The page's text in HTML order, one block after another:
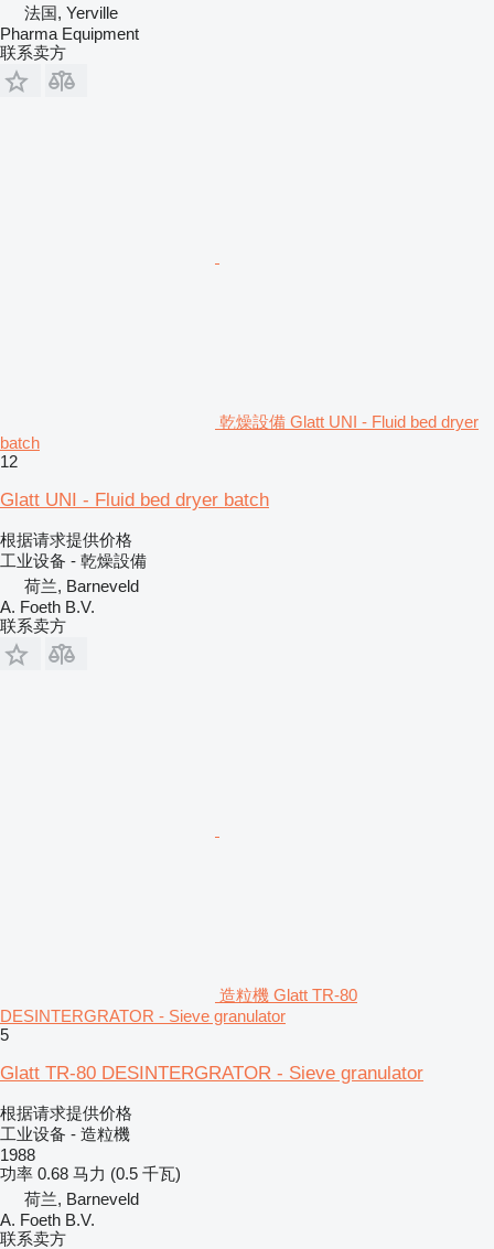
法国, Yerville
Pharma Equipment
联系卖方
乾燥設備 Glatt UNI - Fluid bed dryer
batch
12
Glatt UNI - Fluid bed dryer batch
根据请求提供价格
工业设备 - 乾燥設備
荷兰, Barneveld
A. Foeth B.V.
联系卖方
造粒機 Glatt TR-80
DESINTERGRATOR - Sieve granulator
5
Glatt TR-80 DESINTERGRATOR - Sieve granulator
根据请求提供价格
工业设备 - 造粒機
1988
功率 0.68 马力 (0.5 千瓦)
荷兰, Barneveld
A. Foeth B.V.
联系卖方